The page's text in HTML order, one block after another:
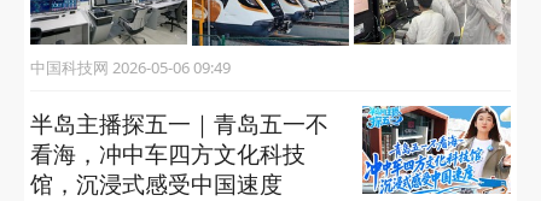
中国科技网 2026-05-06 09:49
半岛主播探五一｜青岛五一不
看海，冲中车四方文化科技
馆，沉浸式感受中国速度